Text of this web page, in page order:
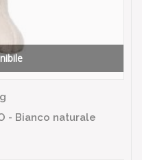
- Bianco naturale